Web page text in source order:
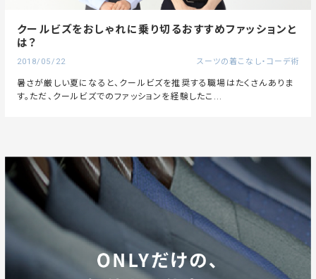
クールビズをおしゃれに乗り切るおすすめファッションと
は？
2018/05/22 スーツの着こなし・コーデ術
暑さが厳しい夏になると、クールビズを推奨する職場はたくさんありま
す。ただ、クールビズでのファッションを経験したこ...